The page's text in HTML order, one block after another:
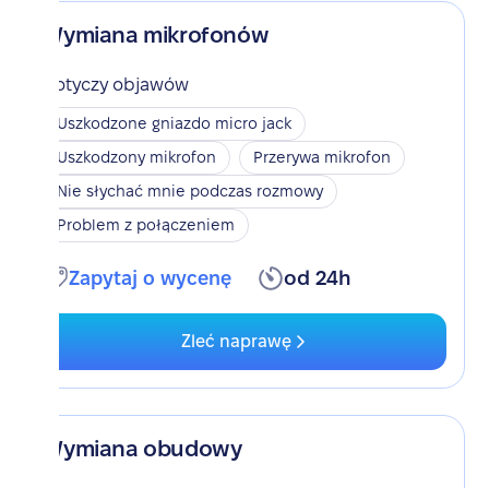
Wymiana mikrofonów
Dotyczy objawów
Uszkodzone gniazdo micro jack
Uszkodzony mikrofon
Przerywa mikrofon
Nie słychać mnie podczas rozmowy
Problem z połączeniem
Zapytaj o wycenę od 24h
Zleć naprawę
Wymiana obudowy